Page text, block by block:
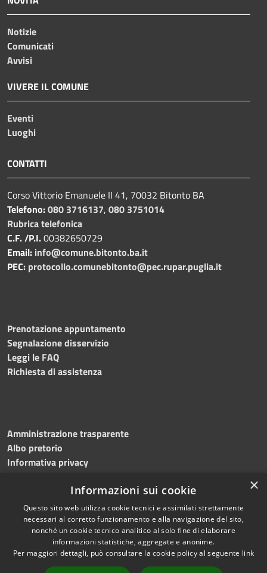
Notizie
Comunicati
Avvisi
VIVERE IL COMUNE
Eventi
Luoghi
CONTATTI
Corso Vittorio Emanuele II 41, 70032 Bitonto BA
Telefono:080 3716137, 080 3751014
Rubrica telefonica
C.F. /P.I.00382650729
Email: info@comune.bitonto.ba.it
PEC: protocollo.comunebitonto@pec.rupar.puglia.it
Prenotazione appuntamento
Segnalazione disservizio
Leggi le FAQ
Richiesta di assistenza
Amministrazione trasparente
Albo pretorio
Informativa privacy
Dichiarazione di accessibilità Meccanismo di feedback
RSS
Accessibilità
Copyright © 2026 • Comune di
Bitonto • Powered by
×
Informazioni sui cookie
Questo sito web utilizza cookie tecnici e assimilati strettamente
necessari al corretto funzionamento e alla navigazione del sito,
nonché un cookie tecnico analitico al solo fine di elaborare
informazioni statistiche, aggregate e anonime.
Per maggiori dettagli, può consultare la cookie policy al seguente link